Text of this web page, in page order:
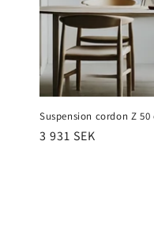
Suspension cordon Z 50
Prix
3 931 SEK